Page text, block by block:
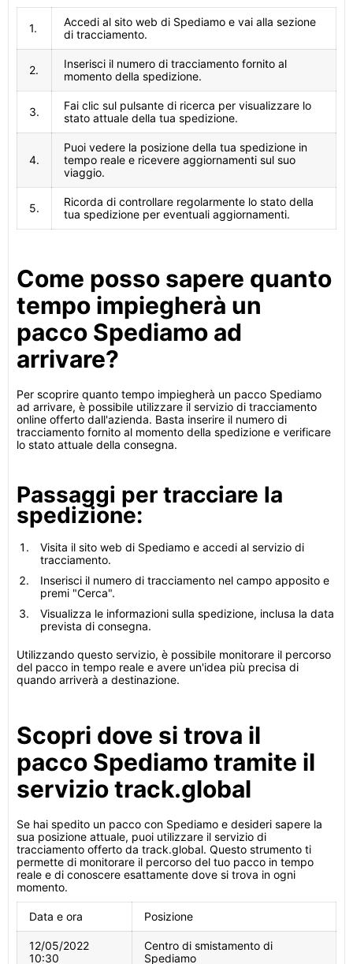
1.
Accedi al sito web di Spediamo e vai alla sezione
di tracciamento.
2.
Inserisci il numero di tracciamento fornito al
momento della spedizione.
3.
Fai clic sul pulsante di ricerca per visualizzare lo
stato attuale della tua spedizione.
4.
Puoi vedere la posizione della tua spedizione in
tempo reale e ricevere aggiornamenti sul suo
viaggio.
5.
Ricorda di controllare regolarmente lo stato della
tua spedizione per eventuali aggiornamenti.
Come posso sapere quanto
tempo impiegherà un
pacco Spediamo ad
arrivare?
Per scoprire quanto tempo impiegherà un pacco Spediamo
ad arrivare, è possibile utilizzare il servizio di tracciamento
online offerto dall'azienda. Basta inserire il numero di
tracciamento fornito al momento della spedizione e verificare
lo stato attuale della consegna.
Passaggi per tracciare la
spedizione:
Visita il sito web di Spediamo e accedi al servizio di
tracciamento.
Inserisci il numero di tracciamento nel campo apposito e
premi "Cerca".
Visualizza le informazioni sulla spedizione, inclusa la data
prevista di consegna.
Utilizzando questo servizio, è possibile monitorare il percorso
del pacco in tempo reale e avere un'idea più precisa di
quando arriverà a destinazione.
Scopri dove si trova il
pacco Spediamo tramite il
servizio track.global
Se hai spedito un pacco con Spediamo e desideri sapere la
sua posizione attuale, puoi utilizzare il servizio di
tracciamento offerto da track.global. Questo strumento ti
permette di monitorare il percorso del tuo pacco in tempo
reale e di conoscere esattamente dove si trova in ogni
momento.
Data e ora Posizione
12/05/2022
10:30
Centro di smistamento di
Spediamo